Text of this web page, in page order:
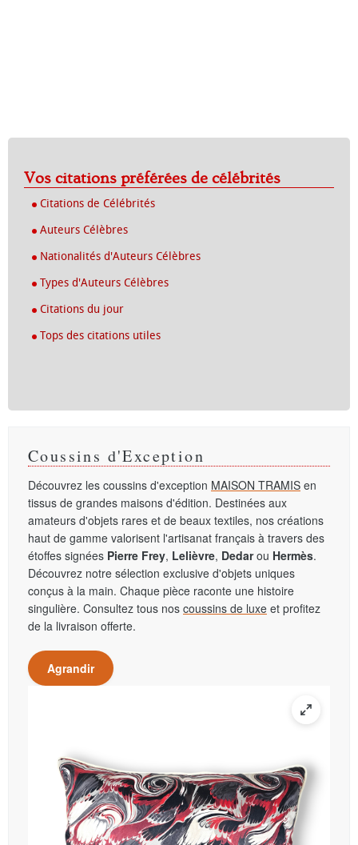
Vos citations préférées de célébrités
Citations de Célébrités
Auteurs Célèbres
Nationalités d'Auteurs Célèbres
Types d'Auteurs Célèbres
Citations du jour
Tops des citations utiles
Coussins d'Exception
Découvrez les coussins d'exception MAISON TRAMIS en
tissus de grandes maisons d'édition. Destinées aux
amateurs d'objets rares et de beaux textiles, nos créations
haut de gamme valorisent l'artisanat français à travers des
étoffes signées Pierre Frey, Lelièvre, Dedarou Hermès.
Découvrez notre sélection exclusive d'objets uniques
conçus à la main. Chaque pièce raconte une histoire
singulière. Consultez tous nos coussins de luxe et profitez
de la livraison offerte.
Agrandir